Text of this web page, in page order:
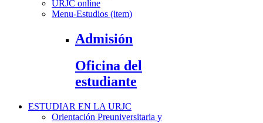
URJC online
Menu-Estudios (item)
Admisión
Oficina del
estudiante
ESTUDIAR EN LA URJC
Orientación Preuniversitaria y